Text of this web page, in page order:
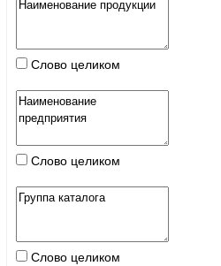
Слово целиком
Слово целиком
Слово целиком